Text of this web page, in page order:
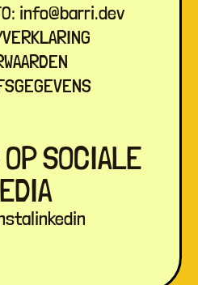
info@barri.dev
SOCIALE
linkedin